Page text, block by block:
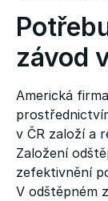
závod
Americká
v ČR založí a
Založení
zefektivnění
V odštěpném